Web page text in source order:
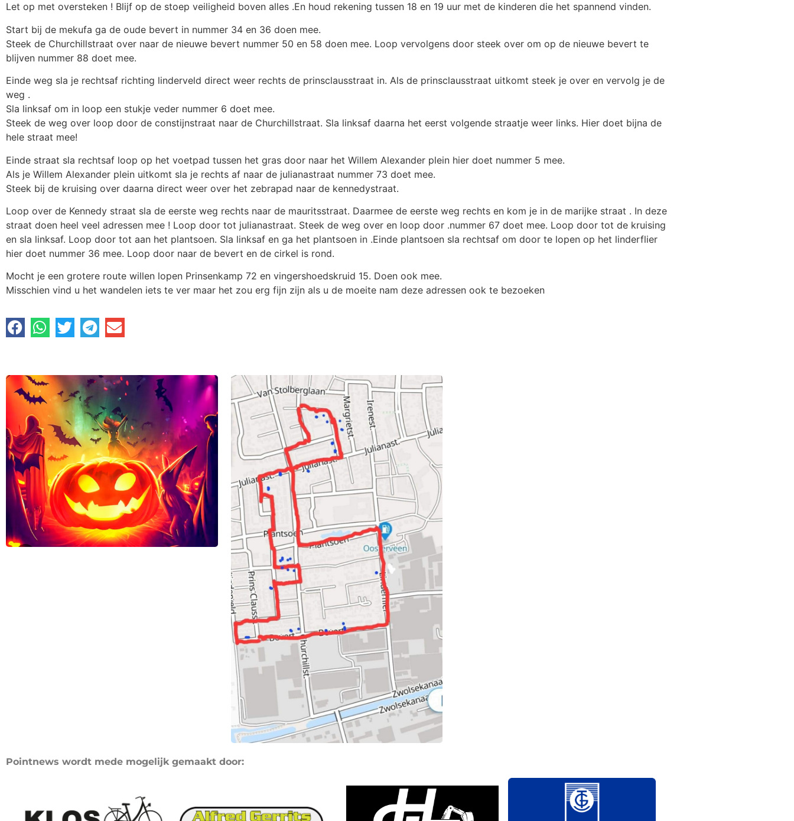
Let op met oversteken ! Blijf op de stoep veiligheid boven alles .En houd rekening tussen 18 en 19 uur met de kinderen die het spannend vinden.
Start bij de mekufa ga de oude bevert in nummer 34 en 36 doen mee.
Steek de Churchillstraat over naar de nieuwe bevert nummer 50 en 58 doen mee. Loop vervolgens door steek over om op de nieuwe bevert te
blijven nummer 88 doet mee.
Einde weg sla je rechtsaf richting linderveld direct weer rechts de prinsclausstraat in. Als de prinsclausstraat uitkomt steek je over en vervolg je de
weg .
Sla linksaf om in loop een stukje veder nummer 6 doet mee.
Steek de weg over loop door de constijnstraat naar de Churchillstraat. Sla linksaf daarna het eerst volgende straatje weer links. Hier doet bijna de
hele straat mee!
Einde straat sla rechtsaf loop op het voetpad tussen het gras door naar het Willem Alexander plein hier doet nummer 5 mee.
Als je Willem Alexander plein uitkomt sla je rechts af naar de julianastraat nummer 73 doet mee.
Steek bij de kruising over daarna direct weer over het zebrapad naar de kennedystraat.
Loop over de Kennedy straat sla de eerste weg rechts naar de mauritsstraat. Daarmee de eerste weg rechts en kom je in de marijke straat . In deze
straat doen heel veel adressen mee ! Loop door tot julianastraat. Steek de weg over en loop door .nummer 67 doet mee. Loop door tot de kruising
en sla linksaf. Loop door tot aan het plantsoen. Sla linksaf en ga het plantsoen in .Einde plantsoen sla rechtsaf om door te lopen op het linderflier
hier doet nummer 36 mee. Loop door naar de bevert en de cirkel is rond.
Mocht je een grotere route willen lopen Prinsenkamp 72 en vingershoedskruid 15. Doen ook mee.
Misschien vind u het wandelen iets te ver maar het zou erg fijn zijn als u de moeite nam deze adressen ook te bezoeken
Pointnews wordt mede mogelijk gemaakt door: